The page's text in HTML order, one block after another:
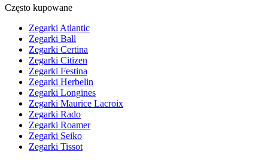
Często kupowane
Zegarki Atlantic
Zegarki Ball
Zegarki Certina
Zegarki Citizen
Zegarki Festina
Zegarki Herbelin
Zegarki Longines
Zegarki Maurice Lacroix
Zegarki Rado
Zegarki Roamer
Zegarki Seiko
Zegarki Tissot